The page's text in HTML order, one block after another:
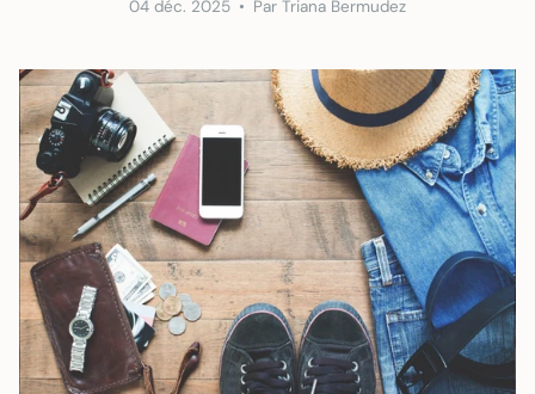
04 déc. 2025 Par Triana Bermudez